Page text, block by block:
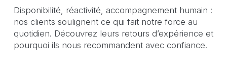
Disponibilité, réactivité, accompagnement humain :
nos clients soulignent ce qui fait notre force au
quotidien. Découvrez leurs retours d’expérience et
pourquoi ils nous recommandent avec confiance.